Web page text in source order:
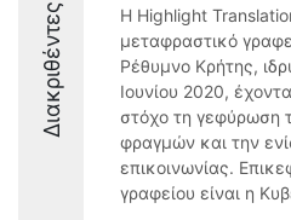
Διακριθέντες
Η Highlight
μεταφραστικό
Ρέθυμνο Κρήτης,
Ιουνίου 2020,
στόχο τη γεφύρωση
φραγμών και την
επικοινωνίας.
γραφείου είναι η